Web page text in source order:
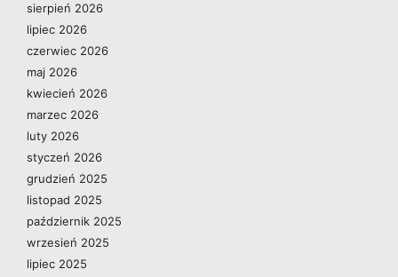
sierpień 2026
lipiec 2026
czerwiec 2026
maj 2026
kwiecień 2026
marzec 2026
luty 2026
styczeń 2026
grudzień 2025
listopad 2025
październik 2025
wrzesień 2025
lipiec 2025